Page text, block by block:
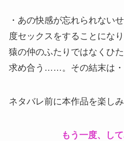
・あの快感が忘れられない
度セックスをすることにな
猿の仲のふたりではなくひ
求め合う……。その結末は・
ネタバレ前に本作品を楽し
もう一度、して